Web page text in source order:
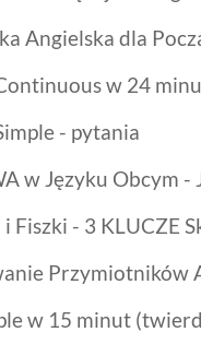
Angielska dla
w 24
- pytania
w Języku Obcym
Fiszki - 3 KLUCZE
Przymiotników
w 15 minut